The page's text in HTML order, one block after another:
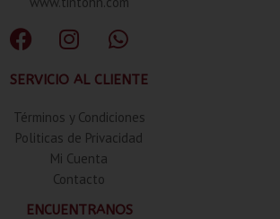
SERVICIO AL CLIENTE
Términos y Condiciones
Politicas de Privacidad
Mi Cuenta
Contacto
ENCUENTRANOS